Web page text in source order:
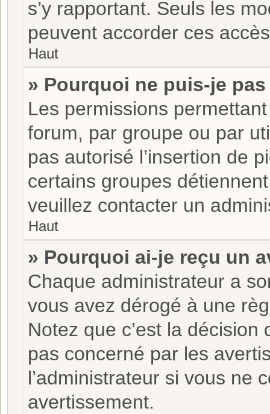
s’y rapportant. Seuls les
peuvent accorder ces
Haut
» Pourquoi ne puis-je
Les permissions
forum, par groupe ou par
pas autorisé l’insertion de
certains groupes
veuillez contacter un
Haut
» Pourquoi ai-je reçu un
Chaque administrateur a
vous avez dérogé à une
Notez que c’est la décision
pas concerné par les
l’administrateur si vous ne
avertissement.